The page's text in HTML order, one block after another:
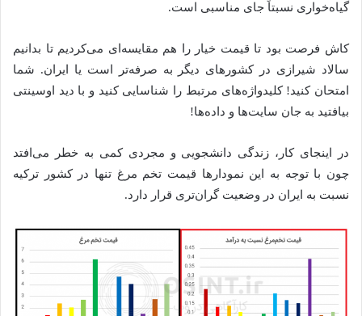
گیاه‌خواری نسبتاً جای مناسبی است.
کاش فرصت بود تا قیمت خیار را هم مقایسه‌ای می‌کردیم تا بدانیم
سالاد شیرازی در کشورهای دیگر به صرفه‌تر است یا ایران. شما
امتحان کنید! کلیدواژه‌های مرتبط را شناسایی کنید و با دید اوسینتی
بیافتید به جان سایت‌ها و داده‌ها!
در اینجای کار، زندگی دانشجویی و مجردی کمی به خطر می‌افتد
چون با توجه به این نمودار‌ها قیمت تخم مرغ تنها در کشور ترکیه
نسبت به ایران در وضعیت گران‌تری قرار دارد.